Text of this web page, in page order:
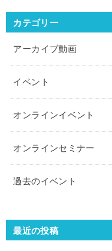
カテゴリー
アーカイブ動画
イベント
オンラインイベント
オンラインセミナー
過去のイベント
最近の投稿